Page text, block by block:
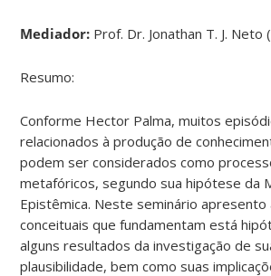
Mediador: Prof. Dr. Jonathan T. J. Neto
Resumo:
Conforme Hector Palma, muitos
relacionados à produção de
podem ser considerados como
metafóricos, segundo sua hipótese da
Epistêmica. Neste seminário apresento
conceituais que fundamentam está
alguns resultados da investigação de
plausibilidade, bem como suas